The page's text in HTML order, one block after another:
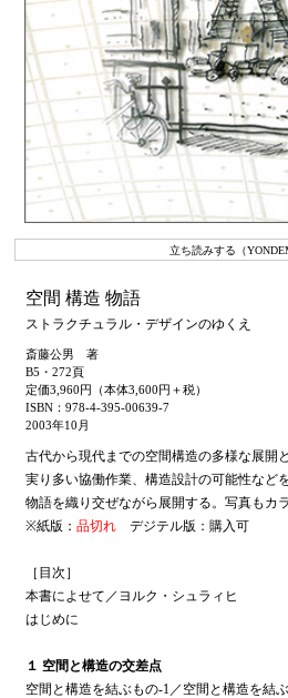
立ち読みする（
空間 構造 物語
ストラクチュラル・デザインのゆくえ
斎藤公男 著
B5・272頁
定価3,960円（本体3,600円＋税）
ISBN：978-4-395-00639-7
2003年10月
古代から現代までの空間構造の多様な展開
実り多い協働作業、構造設計の可能性など
物語を織り交ぜながら展開する。写真もカ
※紙版：品切れ デジテル版：購入可
［目次］
本書によせて／ヨルク・シュラィヒ
はじめに
１ 空間と構造の交差点
空間と構造を結ぶもの-1／空間と構造を結